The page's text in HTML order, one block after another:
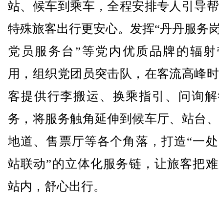
站、候车到乘车，全程安排专人引导
特殊旅客出行更安心。发挥“丹丹服务
党员服务台”等党内优质品牌的辐
用，组织党团员突击队，在客流高峰
客提供行李搬运、换乘指引、问询
务，将服务触角延伸到候车厅、站台
地道、售票厅等各个角落，打造“一
站联动”的立体化服务链，让旅客把
站内，舒心出行。